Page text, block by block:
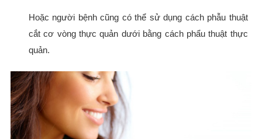
Hoặc người bệnh cũng có thể sử dụng cách phẫu thuật
cắt cơ vòng thực quản dưới bằng cách phẩu thuật thực
quản.